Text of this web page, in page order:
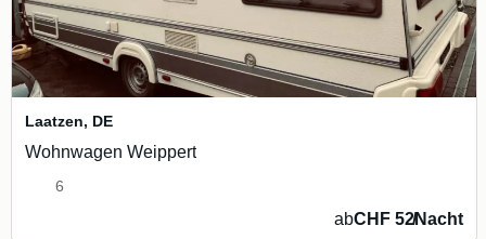
Laatzen, DE
Wohnwagen Weippert
6
abCHF 52/Nacht